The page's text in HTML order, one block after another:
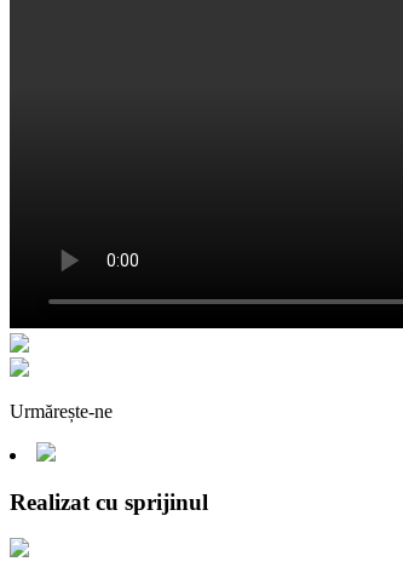
Urmărește-ne
Realizat cu sprijinul